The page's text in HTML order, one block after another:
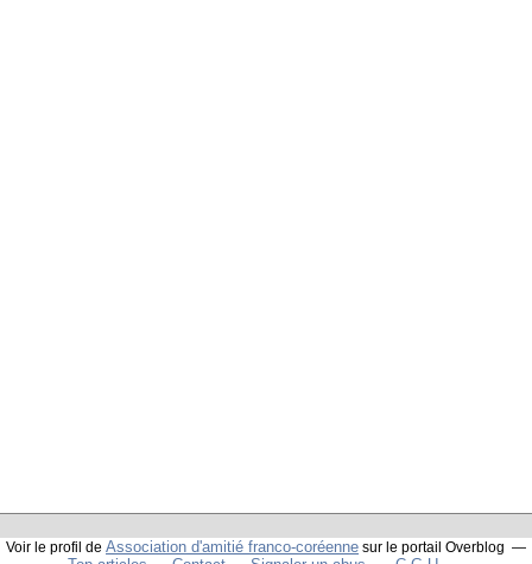
Voir le profil de Association d'amitié franco-coréenne sur le portail Overblog